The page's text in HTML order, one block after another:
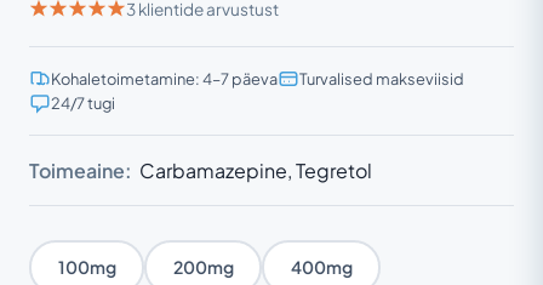
3 klientide arvustust
Kohaletoimetamine: 4–7 päeva
Turvalised makseviisid
24/7 tugi
Toimeaine: Carbamazepine, Tegretol
100mg 200mg 400mg